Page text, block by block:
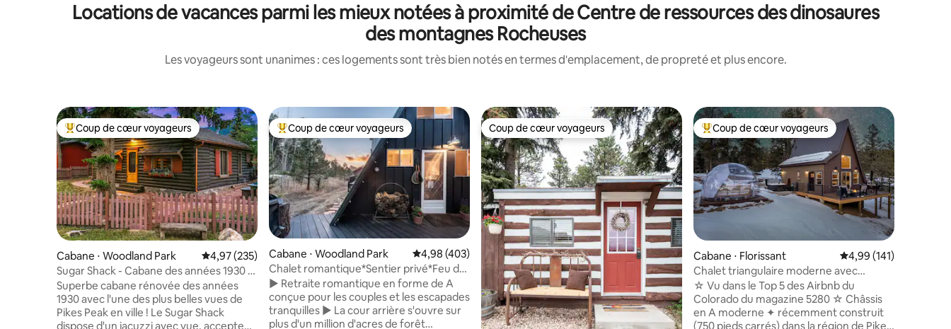
Locations de vacances parmi les mieux notées à proximité de Centre de ressources des dinosaures
des montagnes Rocheuses
Les voyageurs sont unanimes : ces logements sont très bien notés en termes d'emplacement, de propreté et plus encore.
Coups de cœur voyageurs les plus appréciés
Coup de cœur voyageurs
Cabane ⋅ Woodland Park Évaluation moyenne sur la base de 235 commentaires : 4,97 sur 5
4,97 (235)
Sugar Shack - Cabane des années 1930 -
Centre-ville, chiens bienvenus
Superbe cabane rénovée des années
1930 avec l'une des plus belles vues de
Pikes Peak en ville ! Le Sugar Shack
dispose d'un jacuzzi avec vue, accepte
Coups de cœur voyageurs les plus appréciés
Coup de cœur voyageurs
Cabane ⋅ Woodland Park Évaluation moyenne sur la base de 403 commentaires : 4,98 sur 5
4,98 (403)
Chalet romantique*Sentier privé*Feu de
bois*Observation des étoiles
► Retraite romantique en forme de A
conçue pour les couples et les escapades
tranquilles ► La cour arrière s'ouvre sur
plus d'un million d'acres de forêt
Coup de cœur voyageurs
Coup de cœur voyageurs Coups de cœur voyageurs les plus appréciés
Coup de cœur voyageurs
Cabane ⋅ Florissant Évaluation moyenne
4,99 (141)
Chalet triangulaire moderne avec
jacuzzi + dôme pour observer les étoiles
☆ Vu dans le Top 5 des Airbnb du
Colorado du magazine 5280 ☆ Châssis
en A moderne ✦ récemment construit
(750 pieds carrés) dans la région de Pikes